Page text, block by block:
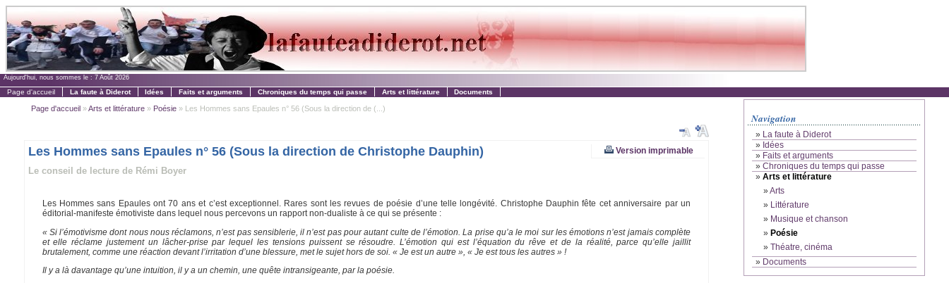
Aujourd'hui, nous sommes le : 7 Août 2026
Page d'accueil La faute à Diderot Idées Faits et arguments Chroniques du temps qui passe Arts et littérature Documents
Page d'accueil»Arts et littérature» Poésie» Les Hommes sans Epaules n° 56 (Sous la direction de (...)
Version imprimable
Les Hommes sans Epaules n° 56 (Sous la direction de Christophe Dauphin)
Le conseil de lecture de Rémi Boyer
Les Hommes sans Epaules ont 70 ans et c’est exceptionnel. Rares sont les revues de poésie d’une telle longévité. Christophe Dauphin fête cet anniversaire par un
éditorial-manifeste émotiviste dans lequel nous percevons un rapport non-dualiste à ce qui se présente :
« Si l’émotivisme dont nous nous réclamons, n’est pas sensiblerie, il n’est pas pour autant culte de l’émotion. La prise qu’a le moi sur les émotions n’est jamais complète
et elle réclame justement un lâcher-prise par lequel les tensions puissent se résoudre. L’émotion qui est l’équation du rêve et de la réalité, parce qu’elle jaillit
brutalement, comme une réaction devant l’irritation d’une blessure, met le sujet hors de soi. « Je est un autre », « Je est tous les autres » !
Il y a là davantage qu’une intuition, il y a un chemin, une quête intransigeante, par la poésie.
Navigation
» La faute à Diderot
» Idées
» Faits et arguments
» Chroniques du temps qui passe
» Arts et littérature
»Arts
» Littérature
» Musique et chanson
» Poésie
» Théatre, cinéma
» Documents